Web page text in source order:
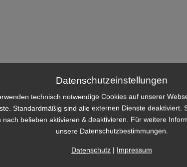
Datenschutzeinstellungen
technisch notwendige Cookies auf unserer
Standardmäßig sind alle externen Dienste deaktiviert.
nach belieben aktivieren & deaktivieren. Für weitere
unsere Datenschutzbestimmungen.
Datenschutz | Impressum